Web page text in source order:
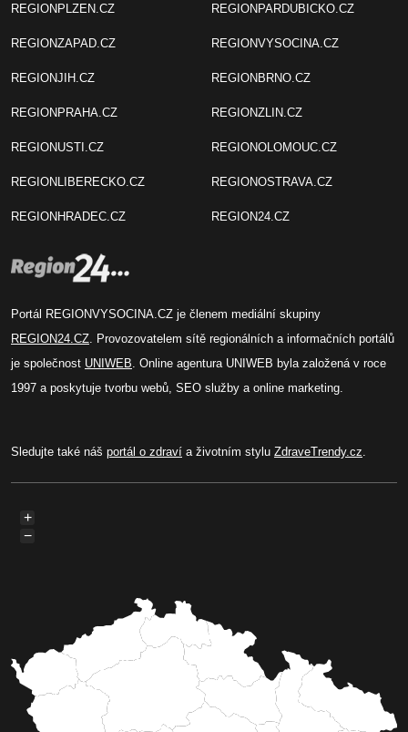
REGIONPLZEN.CZ
REGIONZAPAD.CZ
REGIONJIH.CZ
REGIONPRAHA.CZ
REGIONUSTI.CZ
REGIONLIBERECKO.CZ
REGIONHRADEC.CZ
REGIONPARDUBICKO.CZ
REGIONVYSOCINA.CZ
REGIONBRNO.CZ
REGIONZLIN.CZ
REGIONOLOMOUC.CZ
REGIONOSTRAVA.CZ
REGION24.CZ
Portál REGIONVYSOCINA.CZ je členem mediální skupiny
REGION24.CZ . Provozovatelem sítě regionálních a informačních portálů
je společnost UNIWEB . Online agentura UNIWEB byla založená v roce
1997 a poskytuje tvorbu webů, SEO služby a online marketing.
Sledujte také náš portál o zdraví a životním stylu ZdraveTrendy.cz
+
−